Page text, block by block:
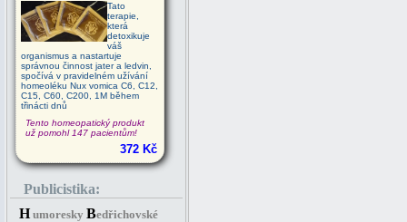
Tato
terapie,
která
detoxikuje
váš
organismus a nastartuje
správnou činnost jater a ledvin,
spočívá v pravidelném užívání
homeoléku Nux vomica C6, C12,
C15, C60, C200, 1M během
třinácti dnů
Tento homeopatický produkt
už pomohl 147 pacientům!
372 Kč
Publicistika:
H umoresky Bedřichovské